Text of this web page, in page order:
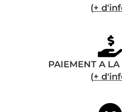
(+
PAIEMENT A
(+